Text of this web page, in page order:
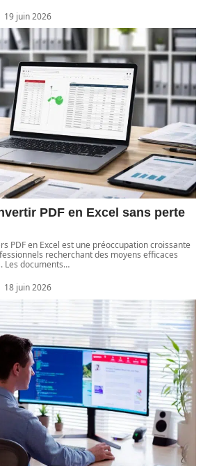
19 juin 2026
PDF en Excel sans perte
PDF en Excel est une préoccupation croissante
recherchant des moyens efficaces
Les documents…
18 juin 2026